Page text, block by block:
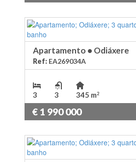
Apartamento • Odiáxere
Ref: EA269034A
3 3 345 m2
€ 1 990 000